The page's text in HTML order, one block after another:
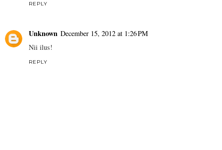
REPLY
Unknown December 15, 2012 at 1:26 PM
Nii ilus!
REPLY